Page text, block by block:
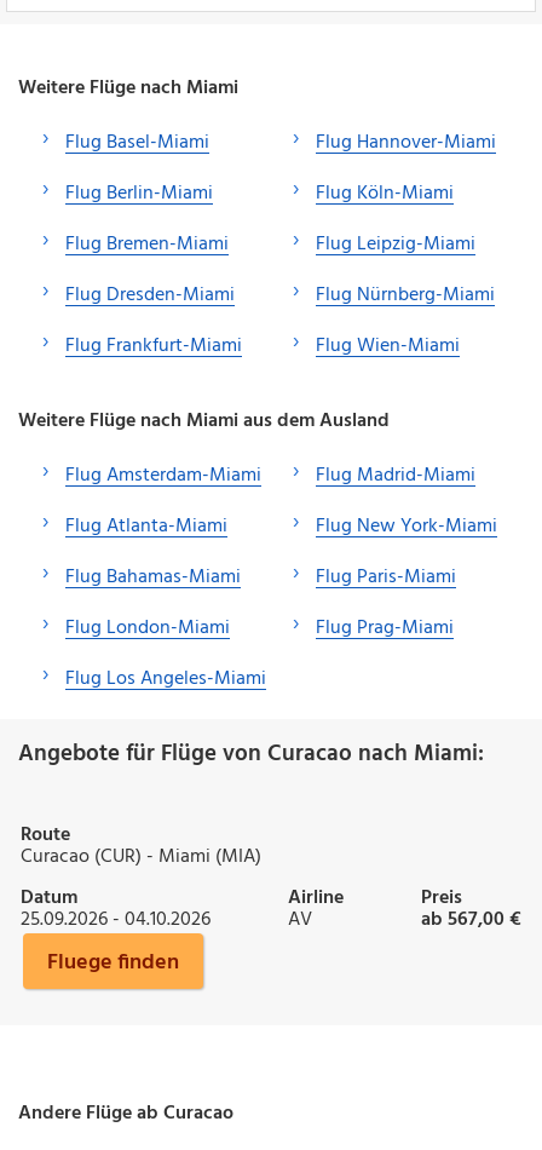
Weitere Flüge nach Miami
Flug Basel-Miami
Flug Berlin-Miami
Flug Bremen-Miami
Flug Dresden-Miami
Flug Frankfurt-Miami
Flug Hannover-Miami
Flug Köln-Miami
Flug Leipzig-Miami
Flug Nürnberg-Miami
Flug Wien-Miami
Weitere Flüge nach Miami aus dem Ausland
Flug Amsterdam-Miami
Flug Atlanta-Miami
Flug Bahamas-Miami
Flug London-Miami
Flug Los Angeles-Miami
Flug Madrid-Miami
Flug New York-Miami
Flug Paris-Miami
Flug Prag-Miami
Angebote für Flüge von Curacao nach Miami:
Route
Curacao (CUR) - Miami (MIA)
Datum
25.09.2026 - 04.10.2026
Airline
AV
Preis
ab 567,00 €
Fluege finden
Andere Flüge ab Curacao